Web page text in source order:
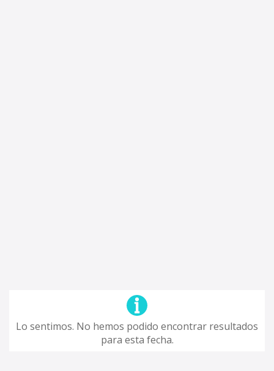
Lo sentimos. No hemos podido encontrar resultados
para esta fecha.